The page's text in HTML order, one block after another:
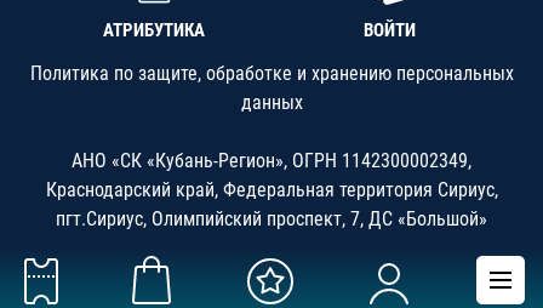
АТРИБУТИКА ВОЙТИ
Политика по защите, обработке и хранению персональных
данных
АНО «СК «Кубань-Регион», ОГРН 1142300002349,
Краснодарский край, Федеральная территория Сириус,
пгт.Сириус, Олимпийский проспект, 7, ДС «Большой»